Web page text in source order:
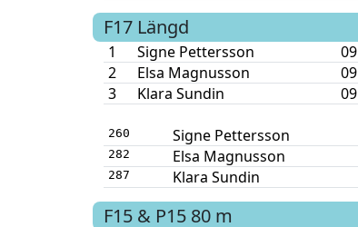
F17 Längd
1
Signe Pettersson 09
2 Elsa Magnusson 09
3 Klara Sundin 09
260 Signe Pettersson
282 Elsa Magnusson
287 Klara Sundin
F15 & P15 80 m